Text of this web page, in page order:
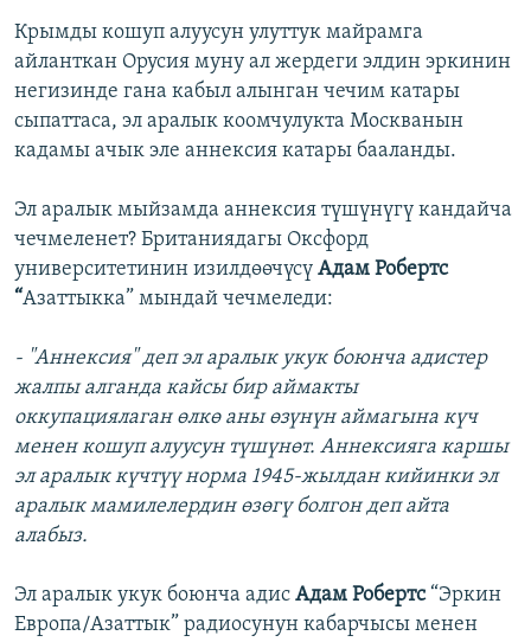
Крымды кошуп алуусун улуттук майрамга
айланткан Орусия муну ал жердеги элдин эркинин
негизинде гана кабыл алынган чечим катары
сыпаттаса, эл аралык коомчулукта Москванын
кадамы ачык эле аннексия катары бааланды.
Эл аралык мыйзамда аннексия түшүнүгү кандайча
чечмеленет? Британиядагы Оксфорд
университетинин изилдөөчүсү Адам Робертс
“Азаттыкка” мындай чечмеледи:
- "Аннексия" деп эл аралык укук боюнча адистер
жалпы алганда кайсы бир аймакты
оккупациялаган өлкө аны өзүнүн аймагына күч
менен кошуп алуусун түшүнөт. Аннексияга каршы
эл аралык күчтүү норма 1945-жылдан кийинки эл
аралык мамилелердин өзөгү болгон деп айта
алабыз.
Эл аралык укук боюнча адис Адам Робертс“Эркин
Европа/Азаттык” радиосунун кабарчысы менен